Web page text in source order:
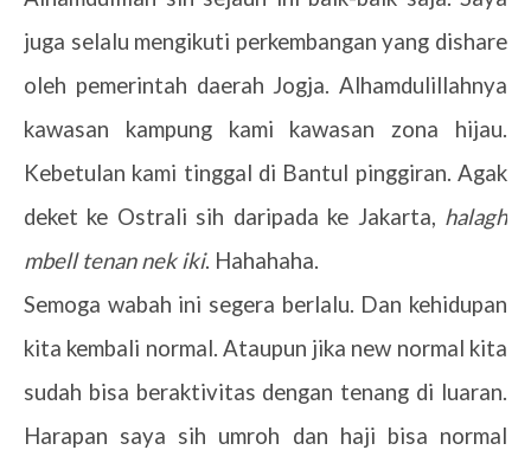
juga selalu mengikuti perkembangan yang dishare
oleh pemerintah daerah Jogja. Alhamdulillahnya
kawasan kampung kami kawasan zona hijau.
Kebetulan kami tinggal di Bantul pinggiran. Agak
deket ke Ostrali sih daripada ke Jakarta, halagh
mbell tenan nek iki. Hahahaha.
Semoga wabah ini segera berlalu. Dan kehidupan
kita kembali normal. Ataupun jika new normal kita
sudah bisa beraktivitas dengan tenang di luaran.
Harapan saya sih umroh dan haji bisa normal